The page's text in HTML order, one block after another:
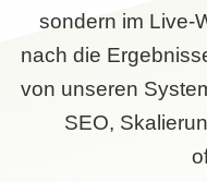
sondern im Live-
nach die
von unseren
SEO,